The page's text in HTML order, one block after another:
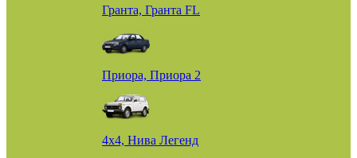
Гранта, Гранта FL
Приора, Приора 2
4х4, Нива Легенд